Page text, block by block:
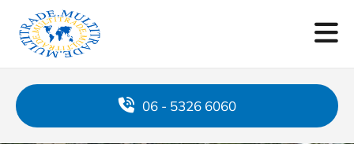
06 - 5326 6060